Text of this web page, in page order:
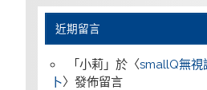
近期留言
「 小莉」於〈smallQ無視
卜〉發佈留言